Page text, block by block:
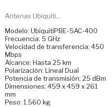
Antenas Ubiquiti...
Modelo: UbiquitiPBE-5AC-400
Frecuencia: 5 GHz
Velocidad de transferencia: 450
Mbps
Alcance: Hasta 25 km
Polarización: Lineal Dual
Potencia de transmisión: 25 dBm
Dimensiones: 459 x 459 x 261
mm
Peso: 1.560 kg